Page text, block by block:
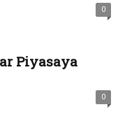
0
Piyasaya
0